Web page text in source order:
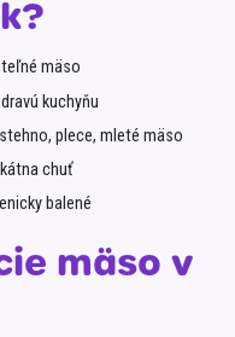
mäso
kuchyňu
plece, mleté mäso
chuť
balené
mäso v